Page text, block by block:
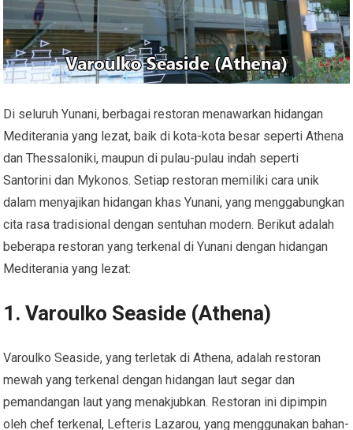
Di seluruh Yunani, berbagai restoran menawarkan hidangan
Mediterania yang lezat, baik di kota-kota besar seperti Athena
dan Thessaloniki, maupun di pulau-pulau indah seperti
Santorini dan Mykonos. Setiap restoran memiliki cara unik
dalam menyajikan hidangan khas Yunani, yang menggabungkan
cita rasa tradisional dengan sentuhan modern. Berikut adalah
beberapa restoran yang terkenal di Yunani dengan hidangan
Mediterania yang lezat:
1.Varoulko Seaside (Athena)
Varoulko Seaside, yang terletak di Athena, adalah restoran
mewah yang terkenal dengan hidangan laut segar dan
pemandangan laut yang menakjubkan. Restoran ini dipimpin
oleh chef terkenal, Lefteris Lazarou, yang menggunakan bahan-